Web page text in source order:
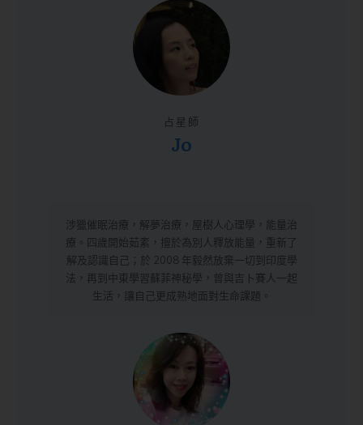
占星師
Jo
涉獵催眠治療，解夢治療，屋樹人心理學，能量治
療。四歲開始茹素，擅於為別人釋放能量，重新了
解及認識自己；於 2008 年毅然放棄一切到印度學
法，再到中東學習蘇菲神秘學，曾與吉卜賽人一起
生活，讓自己更成熟地面對生命課題。